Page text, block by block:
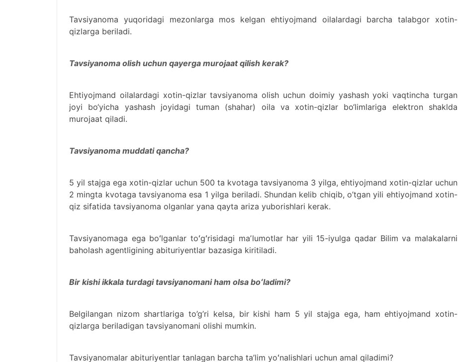
Tavsiyanoma yuqoridagi mezonlarga mos kelgan ehtiyojmand oilalardagi barcha talabgor xotin-
qizlarga beriladi.
Tavsiyanoma olish uchun qayerga murojaat qilish kerak?
Ehtiyojmand oilalardagi xotin-qizlar tavsiyanoma olish uchun doimiy yashash yoki vaqtincha turgan
joyi bo‘yicha yashash joyidagi tuman (shahar) oila va xotin-qizlar bo‘limlariga elektron shaklda
murojaat qiladi.
Tavsiyanoma muddati qancha?
5 yil stajga ega xotin-qizlar uchun 500 ta kvotaga tavsiyanoma 3 yilga, ehtiyojmand xotin-qizlar uchun
2 mingta kvotaga tavsiyanoma esa 1 yilga beriladi. Shundan kelib chiqib, o’tgan yili ehtiyojmand xotin-
qiz sifatida tavsiyanoma olganlar yana qayta ariza yuborishlari kerak.
Tavsiyanomaga ega boʻlganlar toʻgʻrisidagi maʼlumotlar har yili 15-iyulga qadar Bilim va malakalarni
baholash agentligining abituriyentlar bazasiga kiritiladi.
Bir kishi ikkala turdagi tavsiyanomani ham olsa boʻladimi?
Belgilangan nizom shartlariga to’g’ri kelsa, bir kishi ham 5 yil stajga ega, ham ehtiyojmand xotin-
qizlarga beriladigan tavsiyanomani olishi mumkin.
Tavsiyanomalar abituriyentlar tanlagan barcha ta’lim yoʻnalishlari uchun amal qiladimi?